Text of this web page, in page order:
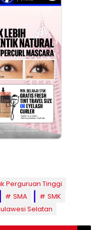
Perguruan Tinggi
SMA
SMK
Selatan